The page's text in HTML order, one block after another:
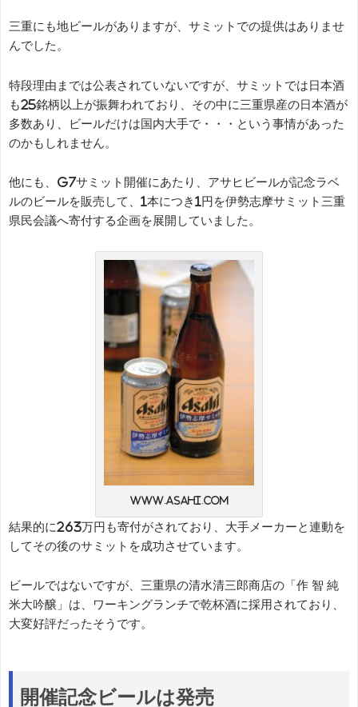
三重にも地ビールがありますが、サミットでの提供はありませ
んでした。
特段理由までは公表されていないですが、サミットでは日本酒
も25銘柄以上が振舞われており、その中に三重県産の日本酒が
多数あり、ビールだけは国内大手で・・・という事情があった
のかもしれません。
他にも、G7サミット開催にあたり、アサヒビールが記念ラベ
ルのビールを販売して、1本につき1円を伊勢志摩サミット三重
県民会議へ寄付する企画を展開していました。
www.asahi.com
結果的に263万円も寄付がされており、大手メーカーと連動を
してその後のサミットを成功させています。
ビールではないですが、三重県の清水清三郎商店の「作 智 純
米大吟醸」は、ワーキングランチで乾杯酒に採用されており、
大変好評だったそうです。
開催記念ビールは発売